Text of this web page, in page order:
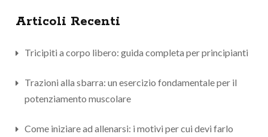
Articoli Recenti
Tricipiti a corpo libero: guida completa per principianti
Trazioni alla sbarra: un esercizio fondamentale per il
potenziamento muscolare
Come iniziare ad allenarsi: i motivi per cui devi farlo